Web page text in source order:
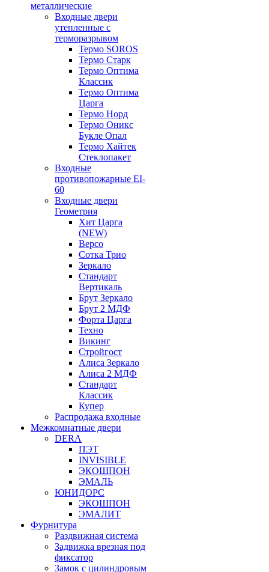
металлические
Входные двери
утепленные с
терморазрывом
Термо SOROS
Термо Старк
Термо Оптима
Классик
Термо Оптима
Царга
Термо Норд
Термо Оникс
Букле Опал
Термо Хайтек
Стеклопакет
Входные
противопожарные EI-
60
Входные двери
Геометрия
Хит Царга
(NEW)
Версо
Сотка Трио
Зеркало
Стандарт
Вертикаль
Брут Зеркало
Брут 2 МДФ
Форта Царга
Техно
Викинг
Стройгост
Алиса Зеркало
Алиса 2 МДФ
Стандарт
Классик
Купер
Распродажа входные
Межкомнатные двери
DERA
ПЭТ
INVISIBLE
ЭКОШПОН
ЭМАЛЬ
ЮНИДОРС
ЭКОШПОН
ЭМАЛИТ
Фурнитура
Раздвижная система
Задвижка врезная под
фиксатор
Замок с цилиндровым